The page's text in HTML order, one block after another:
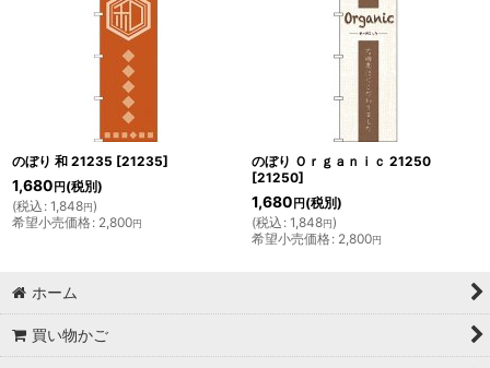
のぼり 和 21235 [21235]
1,680 円 (税別)
(税込 : 1,848円)
希望小売価格: 2,800円
のぼり Ｏｒｇａｎｉｃ 21250
[21250]
1,680 円 (税別)
(税込 : 1,848円)
希望小売価格: 2,800円
ホーム
買い物かご